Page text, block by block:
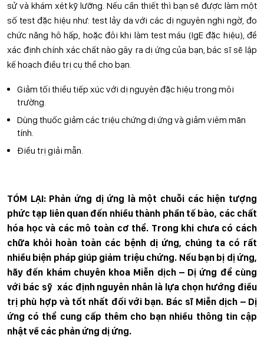
sử và khám xét kỹ lưỡng. Nếu cần thiết thì bạn sẽ được làm một
số test đặc hiệu như: test lảy da với các dị nguyên nghi ngờ, đo
chức năng hô hấp, hoặc đôi khi làm test máu (IgE đặc hiệu), để
xác định chính xác chất nào gây ra dị ứng của bạn, bác sĩ sẽ lập
kế hoạch điều trị cụ thể cho bạn.
Giảm tối thiểu tiếp xúc với dị nguyên đặc hiệu trong môi
trường.
Dùng thuốc giảm các triệu chứng dị ứng và giảm viêm mãn
tính.
Điều trị giải mẫn.
TÓM LẠI: Phản ứng dị ứng là một chuỗi các hiện tượng
phức tạp liên quan đến nhiều thành phần tế bào, các chất
hóa học và các mô toàn cơ thể. Trong khi chưa có cách
chữa khỏi hoàn toàn các bệnh dị ứng, chúng ta có rất
nhiều biện pháp giúp giảm triệu chứng. Nếu bạn bị dị ứng,
hãy đến khám chuyên khoa Miễn dịch – Dị ứng để cùng
với bác sỹ xác định nguyên nhân là lựa chọn hướng điều
trị phù hợp và tốt nhất đối với bạn. Bác sĩ Miễn dịch – Dị
ứng có thể cung cấp thêm cho bạn nhiều thông tin cập
nhật về các phản ứng dị ứng.